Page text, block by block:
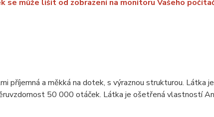
se může lišit od zobrazení na monitoru Vašeho
příjemná a měkká na dotek, s výraznou strukturou. Látka
50 000 otáček. Látka je ošetřená vlastností